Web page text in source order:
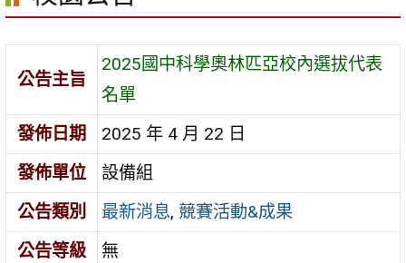
區
公告主旨
2025國中科學奧林匹亞校內選拔代表
名單
發佈日期
2025 年 4 月 22 日
發佈單位
設備組
公告類別
最新消息, 競賽活動&成果
公告等級
無